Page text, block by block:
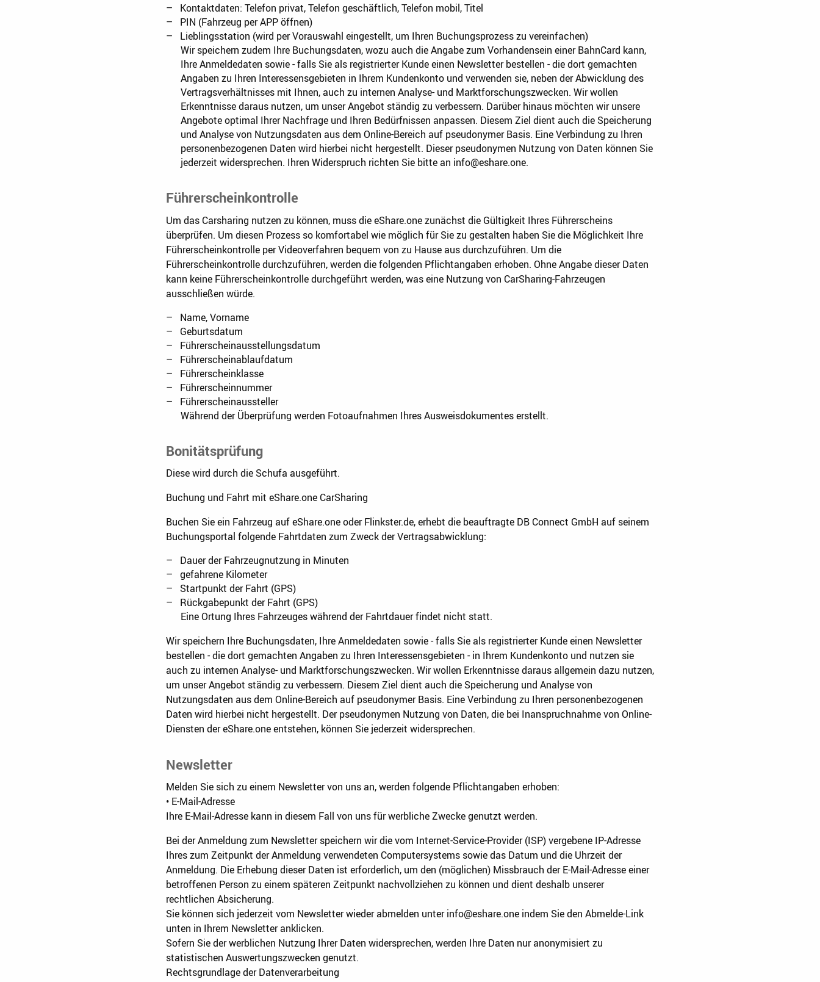
Kontaktdaten: Telefon privat, Telefon geschäftlich, Telefon mobil, Titel
PIN (Fahrzeug per APP öffnen)
Lieblingsstation (wird per Vorauswahl eingestellt, um Ihren Buchungsprozess zu vereinfachen)
Wir speichern zudem Ihre Buchungsdaten, wozu auch die Angabe zum Vorhandensein einer BahnCard kann,
Ihre Anmeldedaten sowie - falls Sie als registrierter Kunde einen Newsletter bestellen - die dort gemachten
Angaben zu Ihren Interessensgebieten in Ihrem Kundenkonto und verwenden sie, neben der Abwicklung des
Vertragsverhältnisses mit Ihnen, auch zu internen Analyse- und Marktforschungszwecken. Wir wollen
Erkenntnisse daraus nutzen, um unser Angebot ständig zu verbessern. Darüber hinaus möchten wir unsere
Angebote optimal Ihrer Nachfrage und Ihren Bedürfnissen anpassen. Diesem Ziel dient auch die Speicherung
und Analyse von Nutzungsdaten aus dem Online-Bereich auf pseudonymer Basis. Eine Verbindung zu Ihren
personenbezogenen Daten wird hierbei nicht hergestellt. Dieser pseudonymen Nutzung von Daten können Sie
jederzeit widersprechen. Ihren Widerspruch richten Sie bitte an info@eshare.one.
Führerscheinkontrolle
Um das Carsharing nutzen zu können, muss die eShare.one zunächst die Gültigkeit Ihres Führerscheins
überprüfen. Um diesen Prozess so komfortabel wie möglich für Sie zu gestalten haben Sie die Möglichkeit Ihre
Führerscheinkontrolle per Videoverfahren bequem von zu Hause aus durchzuführen. Um die
Führerscheinkontrolle durchzuführen, werden die folgenden Pflichtangaben erhoben. Ohne Angabe dieser Daten
kann keine Führerscheinkontrolle durchgeführt werden, was eine Nutzung von CarSharing-Fahrzeugen
ausschließen würde.
Name, Vorname
Geburtsdatum
Führerscheinausstellungsdatum
Führerscheinablaufdatum
Führerscheinklasse
Führerscheinnummer
Führerscheinaussteller
Während der Überprüfung werden Fotoaufnahmen Ihres Ausweisdokumentes erstellt.
Bonitätsprüfung
Diese wird durch die Schufa ausgeführt.
Buchung und Fahrt mit eShare.one CarSharing
Buchen Sie ein Fahrzeug auf eShare.one oder Flinkster.de, erhebt die beauftragte DB Connect GmbH auf seinem
Buchungsportal folgende Fahrtdaten zum Zweck der Vertragsabwicklung:
Dauer der Fahrzeugnutzung in Minuten
gefahrene Kilometer
Startpunkt der Fahrt (GPS)
Rückgabepunkt der Fahrt (GPS)
Eine Ortung Ihres Fahrzeuges während der Fahrtdauer findet nicht statt.
Wir speichern Ihre Buchungsdaten, Ihre Anmeldedaten sowie - falls Sie als registrierter Kunde einen Newsletter
bestellen - die dort gemachten Angaben zu Ihren Interessensgebieten - in Ihrem Kundenkonto und nutzen sie
auch zu internen Analyse- und Marktforschungszwecken. Wir wollen Erkenntnisse daraus allgemein dazu nutzen,
um unser Angebot ständig zu verbessern. Diesem Ziel dient auch die Speicherung und Analyse von
Nutzungsdaten aus dem Online-Bereich auf pseudonymer Basis. Eine Verbindung zu Ihren personenbezogenen
Daten wird hierbei nicht hergestellt. Der pseudonymen Nutzung von Daten, die bei Inanspruchnahme von Online-
Diensten der eShare.one entstehen, können Sie jederzeit widersprechen.
Newsletter
Melden Sie sich zu einem Newsletter von uns an, werden folgende Pflichtangaben erhoben:
• E-Mail-Adresse
Ihre E-Mail-Adresse kann in diesem Fall von uns für werbliche Zwecke genutzt werden.
Bei der Anmeldung zum Newsletter speichern wir die vom Internet-Service-Provider (ISP) vergebene IP-Adresse
Ihres zum Zeitpunkt der Anmeldung verwendeten Computersystems sowie das Datum und die Uhrzeit der
Anmeldung. Die Erhebung dieser Daten ist erforderlich, um den (möglichen) Missbrauch der E-Mail-Adresse einer
betroffenen Person zu einem späteren Zeitpunkt nachvollziehen zu können und dient deshalb unserer
rechtlichen Absicherung.
Sie können sich jederzeit vom Newsletter wieder abmelden unter info@eshare.one indem Sie den Abmelde-Link
unten in Ihrem Newsletter anklicken.
Sofern Sie der werblichen Nutzung Ihrer Daten widersprechen, werden Ihre Daten nur anonymisiert zu
statistischen Auswertungszwecken genutzt.
Rechtsgrundlage der Datenverarbeitung